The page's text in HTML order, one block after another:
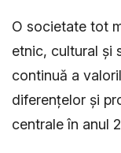
O societate tot
etnic, cultural și
continuă a
diferențelor și
centrale în anul